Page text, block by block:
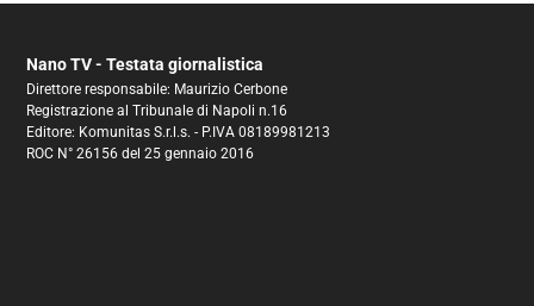
Nano TV - Testata giornalistica
Direttore responsabile: Maurizio Cerbone
Registrazione al Tribunale di Napoli n.16
Editore: Komunitas S.r.l.s. - P.IVA 08189981213
ROC N° 26156 del 25 gennaio 2016